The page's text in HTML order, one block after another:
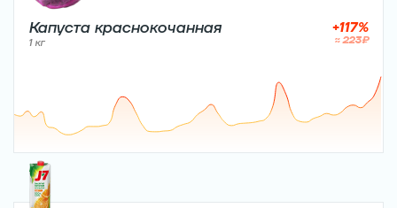
Капуста краснокочанная
1 кг
+117%
≈223₽